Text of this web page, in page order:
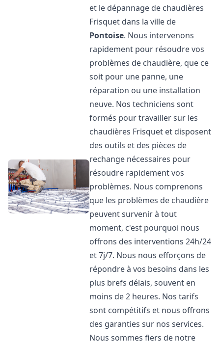
et le dépannage de chaudières
Frisquet dans la ville de
Pontoise. Nous intervenons
rapidement pour résoudre vos
problèmes de chaudière, que ce
soit pour une panne, une
réparation ou une installation
neuve. Nos techniciens sont
formés pour travailler sur les
chaudières Frisquet et disposent
des outils et des pièces de
rechange nécessaires pour
résoudre rapidement vos
problèmes. Nous comprenons
que les problèmes de chaudière
peuvent survenir à tout
moment, c'est pourquoi nous
offrons des interventions 24h/24
et 7j/7. Nous nous efforçons de
répondre à vos besoins dans les
plus brefs délais, souvent en
moins de 2 heures. Nos tarifs
sont compétitifs et nous offrons
des garanties sur nos services.
Nous sommes fiers de notre